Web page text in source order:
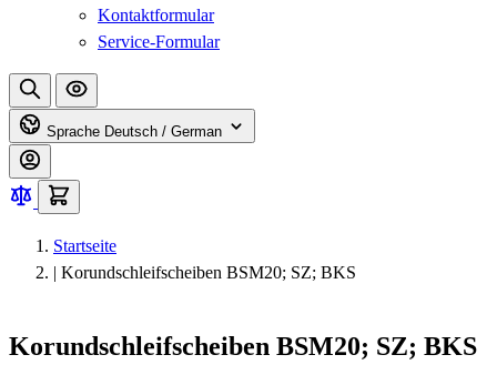
Kontaktformular
Service-Formular
Sprache Deutsch / German
Startseite
| Korundschleifscheiben BSM20; SZ; BKS
Korundschleifscheiben BSM20; SZ; BKS